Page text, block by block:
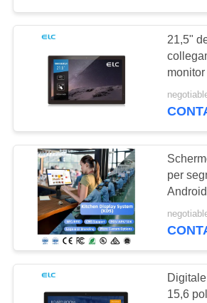
GIRO
DELLA
FABBRICA
CONTROLLO
DI
QUALITÀ
CONTATTICI
RICHIEDA
UNA
CITAZIONE
Soluzioni per
display di
Televisione
intelligente
21,5"
monitor
touch
per
RJ45
15,6